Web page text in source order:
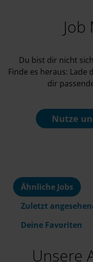
Du bist dir nicht
Finde es heraus: Lade
dir
Nutze
Ähnliche Jobs
Zuletzt
Deine Favoriten
Unsere